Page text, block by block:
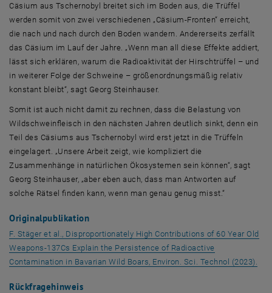
Cäsium aus Tschernobyl breitet sich im Boden aus, die Trüffel
werden somit von zwei verschiedenen „Cäsium-Fronten“ erreicht,
die nach und nach durch den Boden wandern. Andererseits zerfällt
das Cäsium im Lauf der Jahre. „Wenn man all diese Effekte addiert,
lässt sich erklären, warum die Radioaktivität der Hirschtrüffel – und
in weiterer Folge der Schweine – größenordnungsmäßig relativ
konstant bleibt“, sagt Georg Steinhauser.
Somit ist auch nicht damit zu rechnen, dass die Belastung von
Wildschweinfleisch in den nächsten Jahren deutlich sinkt, denn ein
Teil des Cäsiums aus Tschernobyl wird erst jetzt in die Trüffeln
eingelagert. „Unsere Arbeit zeigt, wie kompliziert die
Zusammenhänge in natürlichen Ökosystemen sein können“, sagt
Georg Steinhauser, „aber eben auch, dass man Antworten auf
solche Rätsel finden kann, wenn man genau genug misst.“
Originalpublikation
F. Stäger et al., Disproportionately High Contributions of 60 Year Old
Weapons-137Cs Explain the Persistence of Radioactive
Contamination in Bavarian Wild Boars, Environ. Sci. Technol (2023).
Rückfragehinweis